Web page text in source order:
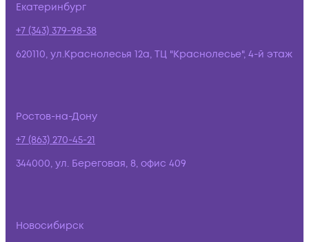
Екатеринбург
+7 (343) 379-98-38
620110, ул.Краснолесья 12а, ТЦ "Краснолесье", 4-й этаж
Ростов-на-Дону
+7 (863) 270-45-21
344000, ул. Береговая, 8, офис 409
Новосибирск